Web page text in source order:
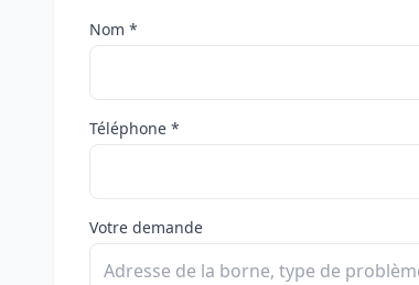
Nom *
Téléphone *
Votre demande